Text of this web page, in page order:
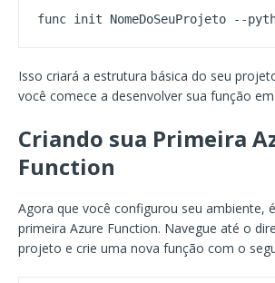
func init NomeDoSeuProjeto --
Isso criará a estrutura básica do seu
você comece a desenvolver sua função
Criando sua Primeira
Function
Agora que você configurou seu ambiente,
primeira Azure Function. Navegue até o
projeto e crie uma nova função com o